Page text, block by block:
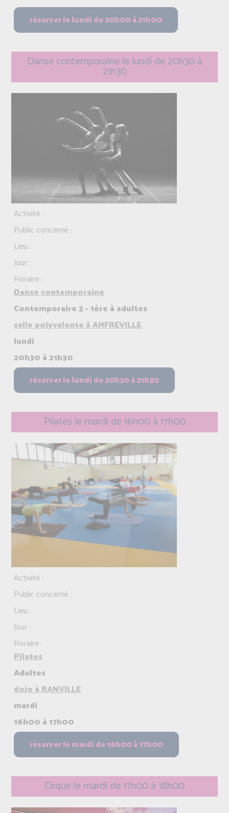
Danse contemporaine le lundi de 20h30 à
21h30
Activité :
Public concerné :
Lieu :
Jour :
Horaire :
Danse contemporaine
Contemporaire 3 - 1ère à adultes
salle polyvalente à AMFREVILLE
lundi
20h30 à 21h30
Pilates le mardi de 16h00 à 17h00
Activité :
Public concerné :
Lieu :
Jour :
Horaire :
Pilates
Adultes
dojo à RANVILLE
mardi
16h00 à 17h00
Cirque le mardi de 17h00 à 18h00